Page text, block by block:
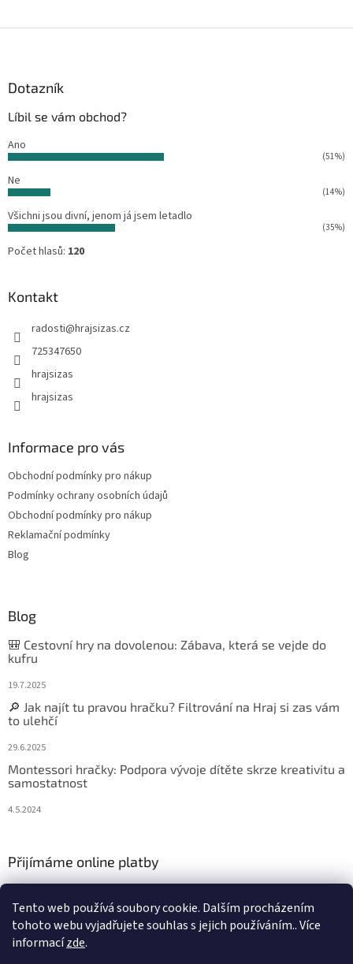
Tento web používá soubory cookie. Dalším procházením
tohoto webu vyjadřujete souhlas s jejich používáním.. Více
informacízde.
Dotazník
Líbil se vám obchod?
Ano
(51%)
Ne
(14%)
Všichni jsou divní, jenom já jsem letadlo
(35%)
Počet hlasů: 120
Kontakt
radosti@hrajsizas.cz
725347650
hrajsizas
hrajsizas
Informace pro vás
Obchodní podmínky pro nákup
Podmínky ochrany osobních údajů
Obchodní podmínky pro nákup
Reklamační podmínky
Blog
Blog
🎒 Cestovní hry na dovolenou: Zábava, která se vejde do
kufru
19.7.2025
🔎 Jak najít tu pravou hračku? Filtrování na Hraj si zas vám
to ulehčí
29.6.2025
Montessori hračky: Podpora vývoje dítěte skrze kreativitu a
samostatnost
4.5.2024
Přijímáme online platby